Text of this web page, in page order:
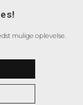
mulige oplevelse.